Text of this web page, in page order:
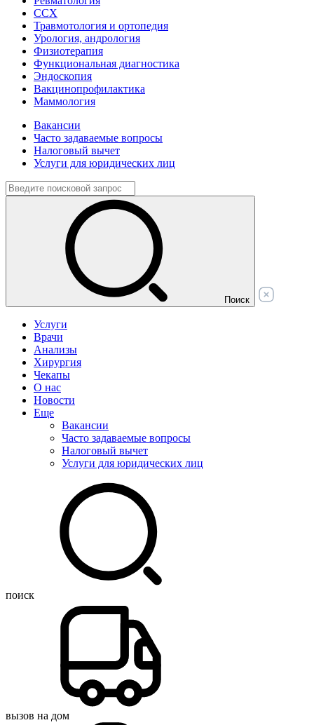
ССХ
Травмотология и ортопедия
Урология, андрология
Физиотерапия
Функциональная диагностика
Эндоскопия
Вакцинопрофилактика
Маммология
Вакансии
Часто задаваемые вопросы
Налоговый вычет
Услуги для юридических лиц
Поиск
Услуги
Врачи
Анализы
Хирургия
Чекапы
О нас
Новости
Еще
Вакансии
Часто задаваемые вопросы
Налоговый вычет
Услуги для юридических лиц
поиск
вызов на дом